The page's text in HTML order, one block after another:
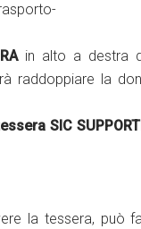
in alto a destra
raddoppiare la
SIC
la tessera, può